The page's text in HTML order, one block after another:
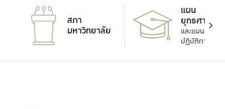
สภา
มหาวิทยาลัย
แผน
ยุทธศาสตร์
และแผน
ปฏิบัติการ